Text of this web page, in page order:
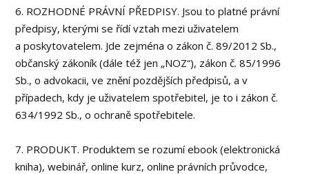
6. ROZHODNÉ PRÁVNÍ PŘEDPISY. Jsou to platné právní
předpisy, kterými se řídí vztah mezi uživatelem
a poskytovatelem. Jde zejména o zákon č. 89/2012 Sb.,
občanský zákoník (dále též jen „NOZ“), zákon č. 85/1996
Sb., o advokacii, ve znění pozdějších předpisů, a v
případech, kdy je uživatelem spotřebitel, je to i zákon č.
634/1992 Sb., o ochraně spotřebitele.
7. PRODUKT. Produktem se rozumí ebook (elektronická
kniha), webinář, online kurz, online právních průvodce,